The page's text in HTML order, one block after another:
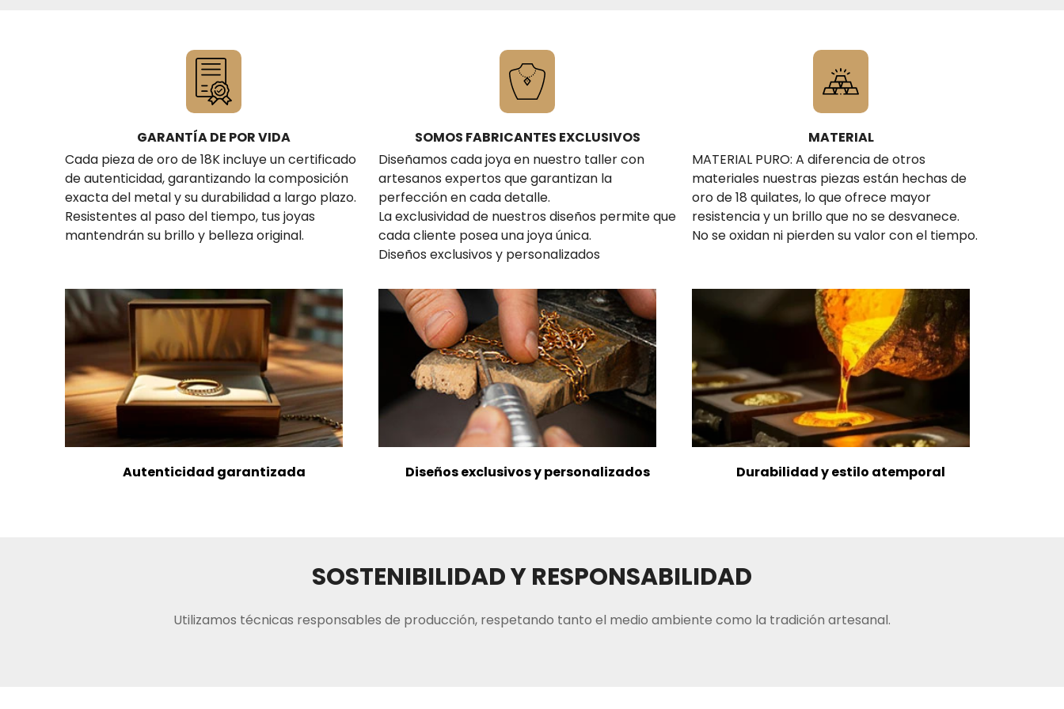
GARANTÍA DE POR VIDA
Cada pieza de oro de 18K incluye un certificado
de autenticidad, garantizando la composición
exacta del metal y su durabilidad a largo plazo.
Resistentes al paso del tiempo, tus joyas
mantendrán su brillo y belleza original.
Autenticidad garantizada
SOMOS FABRICANTES EXCLUSIVOS
Diseñamos cada joya en nuestro taller con
artesanos expertos que garantizan la
perfección en cada detalle.
La exclusividad de nuestros diseños permite que
cada cliente posea una joya única.
Diseños exclusivos y personalizados
Diseños exclusivos y personalizados
MATERIAL
MATERIAL PURO: A diferencia de otros
materiales nuestras piezas están hechas de
oro de 18 quilates, lo que ofrece mayor
resistencia y un brillo que no se desvanece.
No se oxidan ni pierden su valor con el tiempo.
Durabilidad y estilo atemporal
SOSTENIBILIDAD Y RESPONSABILIDAD
Utilizamos técnicas responsables de producción, respetando tanto el medio ambiente como la tradición artesanal.